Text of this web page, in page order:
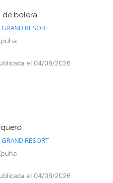
de bolera
RESORT
el 04/08/2026
RESORT
el 04/08/2026